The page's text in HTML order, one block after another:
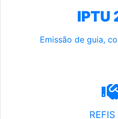
IPTU
Emissão de guia,